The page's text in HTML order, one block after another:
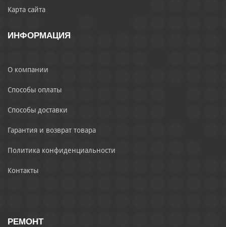
Карта сайта
ИНФОРМАЦИЯ
О компании
Способы оплаты
Способы доставки
Гарантия и возврат товара
Политика конфиденциальности
Контакты
РЕМОНТ